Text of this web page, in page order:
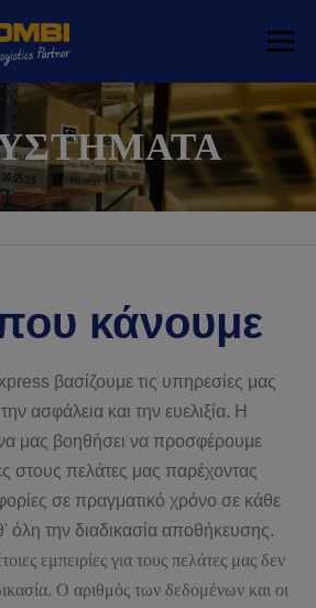
Μενού
ΜΕΤΑΦΟΡΏΝ
ΕΛΕΎΘΕΡΗ ΖΏΝΗ
κάνουμε
βασίζουμε τις υπηρεσίες μας
ασφάλεια και την ευελιξία. Η
μας βοηθήσει να προσφέρουμε
στους πελάτες μας παρέχοντας
σε πραγματικό χρόνο σε κάθε
όλη την διαδικασία αποθήκευσης.
εμπειρίες για τους πελάτες μας δεν
Ο αριθμός των δεδομένων και οι